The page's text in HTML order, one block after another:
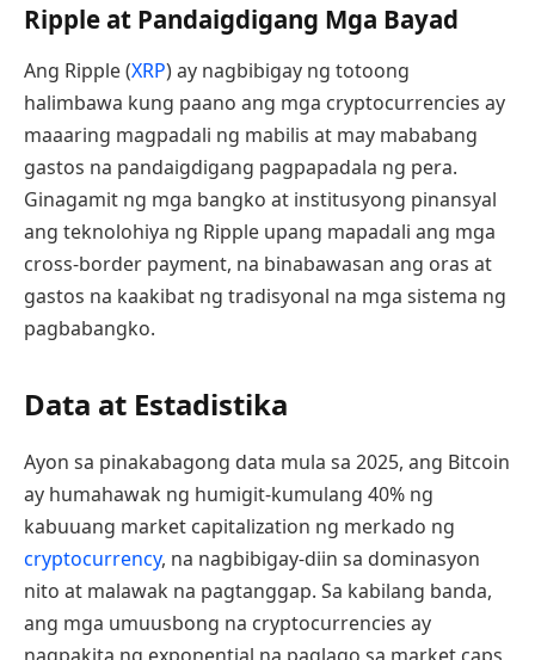
Ripple at Pandaigdigang Mga Bayad
Ang Ripple (XRP) ay nagbibigay ng totoong
halimbawa kung paano ang mga cryptocurrencies ay
maaaring magpadali ng mabilis at may mababang
gastos na pandaigdigang pagpapadala ng pera.
Ginagamit ng mga bangko at institusyong pinansyal
ang teknolohiya ng Ripple upang mapadali ang mga
cross-border payment, na binabawasan ang oras at
gastos na kaakibat ng tradisyonal na mga sistema ng
pagbabangko.
Data at Estadistika
Ayon sa pinakabagong data mula sa 2025, ang Bitcoin
ay humahawak ng humigit-kumulang 40% ng
kabuuang market capitalization ng merkado ng
cryptocurrency, na nagbibigay-diin sa dominasyon
nito at malawak na pagtanggap. Sa kabilang banda,
ang mga umuusbong na cryptocurrencies ay